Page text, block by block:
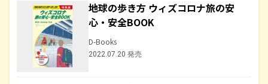
地球の歩き方 ウィズコロナ旅の安
心・安全BOOK
D-Books
2022.07.20 発売